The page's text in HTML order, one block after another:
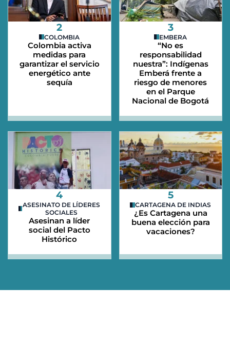
2
COLOMBIA
Colombia activa
medidas para
garantizar el servicio
energético ante
sequía
3
EMBERA
“No es
responsabilidad
nuestra”: Indígenas
Emberá frente a
riesgo de menores
en el Parque
Nacional de Bogotá
4
ASESINATO DE LÍDERES
SOCIALES
Asesinan a líder
social del Pacto
Histórico
5
CARTAGENA DE INDIAS
¿Es Cartagena una
buena elección para
vacaciones?